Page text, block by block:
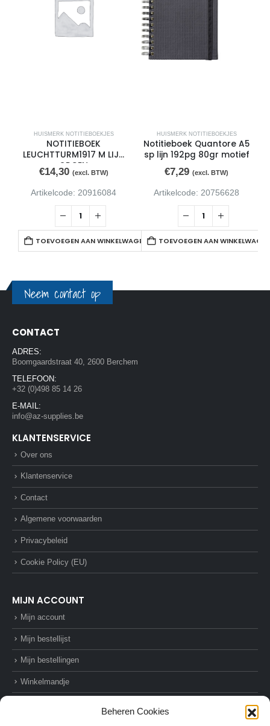
Beheren Cookies
HUISMERK NOTITIEBOEKJES
NOTITIEBOEK
LEUCHTTURM1917 M LIJN
GROEN
€14,30 (excl. BTW)
Artikelcode: 20916084
TOEVOEGEN AAN WINKELWAGEN
HUISMERK NOTITIEBOEKJES
Notitieboek Quantore A5
sp lijn 192pg 80gr motief
€7,29 (excl. BTW)
Artikelcode: 20756628
TOEVOEGEN AAN
Neem contact op
CONTACT
ADRES:
Boomgaardstraat 40, 2600 Berchem
TELEFOON:
+32 (0)498 85 14 26
E-MAIL:
info@az-supplies.be
KLANTENSERVICE
Over ons
Klantenservice
Contact
Algemene voorwaarden
Privacybeleid
Cookie Policy (EU)
MIJN ACCOUNT
Mijn account
Mijn bestellijst
Mijn bestellingen
Winkelmandje